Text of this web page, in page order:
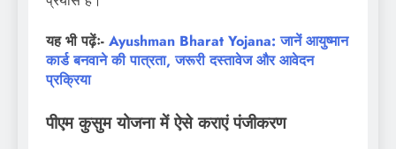
यह भी पढ़ेंः- Ayushman Bharat Yojana: जानें आयुष्मान
कार्ड बनवाने की पात्रता, जरूरी दस्तावेज और आवेदन
प्रक्रिया
पीएम कुसुम योजना में ऐसे कराएं पंजीकरण